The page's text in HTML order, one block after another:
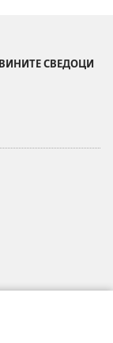
СВЕДОЦИ